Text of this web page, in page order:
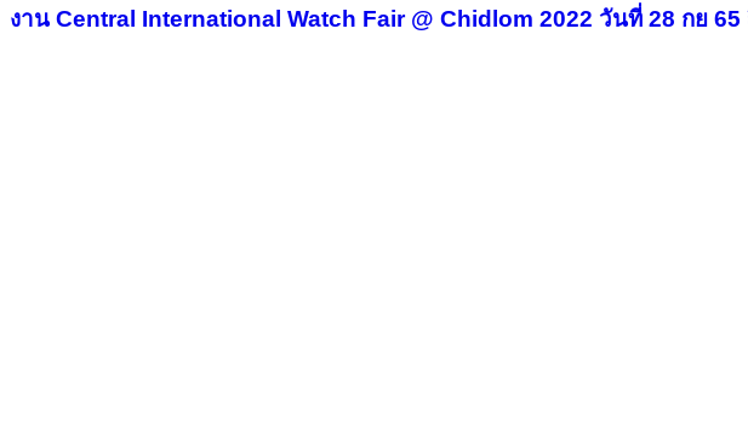
งาน Central International Watch Fair @ Chidlom 2022 วันที่ 28 กย 65